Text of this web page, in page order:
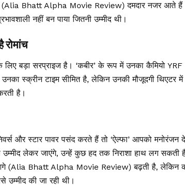
Bhatt Alpha Movie Review) दमदार नजर आते
नहीं बन पाया जितनी उम्मीद थी।
लिए बड़ा सरप्राइज है। ‘कबीर’ के रूप में उनका कैमियो
स्क्रीन टाइम सीमित है, लेकिन उनकी मौजूदगी थिएटर
है।
और स्टार पावर पसंद करते हैं तो ‘ऐल्फा’ आपको
लेकर जाएंगे, उन्हें कुछ हद तक निराशा हाथ लग सकती
(Alia Bhatt Alpha Movie Review) बढ़ती है, लेकिन
उम्मीद की जा रही थी।